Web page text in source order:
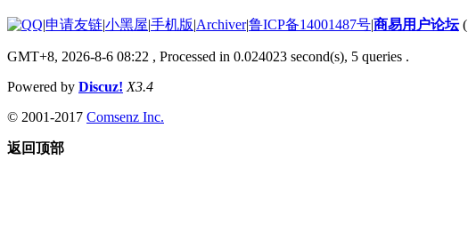
|申请友链|小黑屋|手机版|Archiver|鲁ICP备14001487号|商易用户论坛(
GMT+8, 2026-8-6 08:22 , Processed in 0.024023 second(s), 5 queries .
Powered by Discuz! X3.4
© 2001-2017 Comsenz Inc.
返回顶部